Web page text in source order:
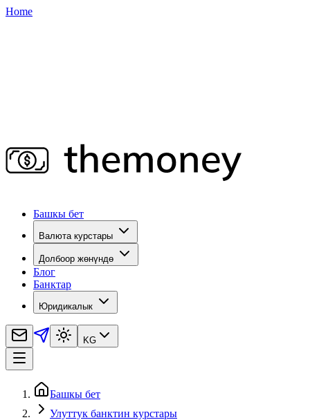
Home
Башкы бет
Валюта курстары
Долбоор жөнүндө
Блог
Банктар
Юридикалык
KG
Башкы бет
Улуттук банктин курстары